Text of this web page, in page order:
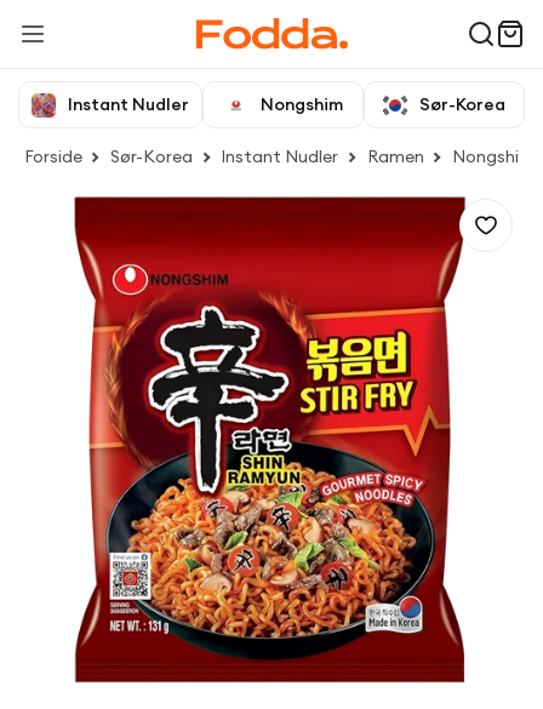
Instant Nudler Nongshim Sør-Korea
Forside Sør-Korea Instant Nudler Ramen Nongshim